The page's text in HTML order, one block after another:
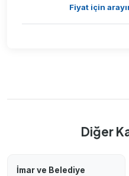
Fiyat için
Diğer
İmar ve Belediye